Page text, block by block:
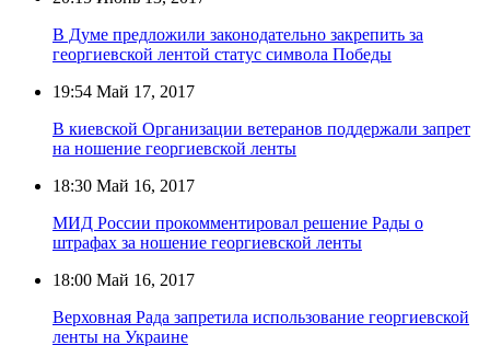
В Думе предложили законодательно закрепить за
георгиевской лентой статус символа Победы
19:54 Май 17, 2017
В киевской Организации ветеранов поддержали запрет
на ношение георгиевской ленты
18:30 Май 16, 2017
МИД России прокомментировал решение Рады о
штрафах за ношение георгиевской ленты
18:00 Май 16, 2017
Верховная Рада запретила использование георгиевской
ленты на Украине